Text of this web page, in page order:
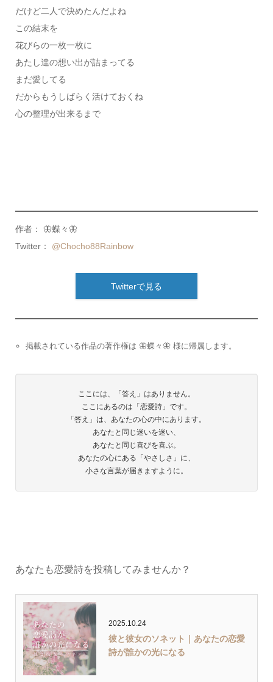
だけど二人で決めたんだよね
この結末を
花びらの一枚一枚に
あたし達の想い出が詰まってる
まだ愛してる
だからもうしばらく活けておくね
心の整理が出来るまで
作者： 🦋蝶々🦋
Twitter： @Chocho88Rainbow
Twitterで見る
掲載されている作品の著作権は 🦋蝶々🦋 様に帰属します。
ここには、「答え」はありません。
ここにあるのは「恋愛詩」です。
「答え」は、あなたの心の中にあります。
あなたと同じ迷いを迷い、
あなたと同じ喜びを喜ぶ。
あなたの心にある「やさしさ」に、
小さな言葉が届きますように。
あなたも恋愛詩を投稿してみませんか？
2025.10.24
彼と彼女のソネット｜あなたの恋愛
詩が誰かの光になる